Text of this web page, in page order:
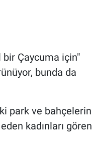
Çaycuma için"
bunda da
park ve bahçelerin
kadınları gören